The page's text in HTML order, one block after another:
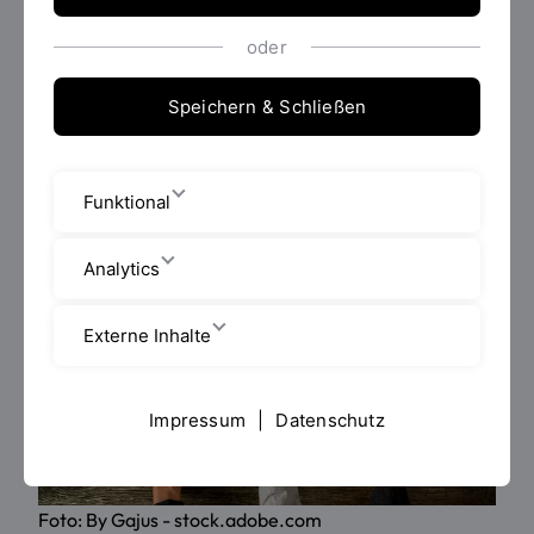
Personensuche
Foto: By Gajus - stock.adobe.com
oder
Speichern & Schließen
Funktional
Analytics
Externe Inhalte
Impressum Datenschutz